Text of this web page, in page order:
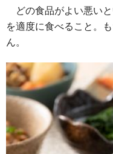
どの食品がよい悪い
を適度に食べること。
ん。